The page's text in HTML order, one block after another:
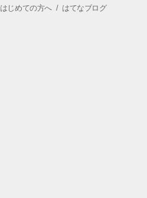
はじめての方へ/ はてなブログ